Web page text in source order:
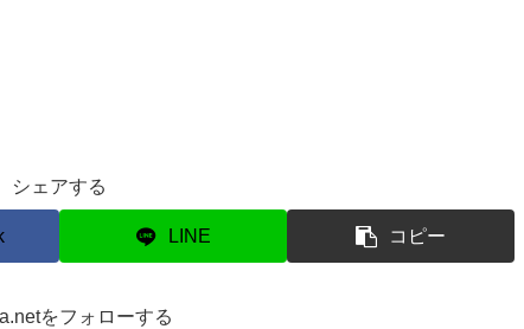
シェアする
LINE コピー
をフォローする